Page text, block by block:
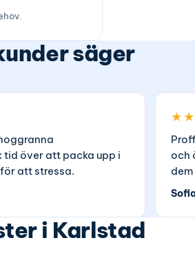
säger
över att packa upp i
att stressa.
och
i Karlstad